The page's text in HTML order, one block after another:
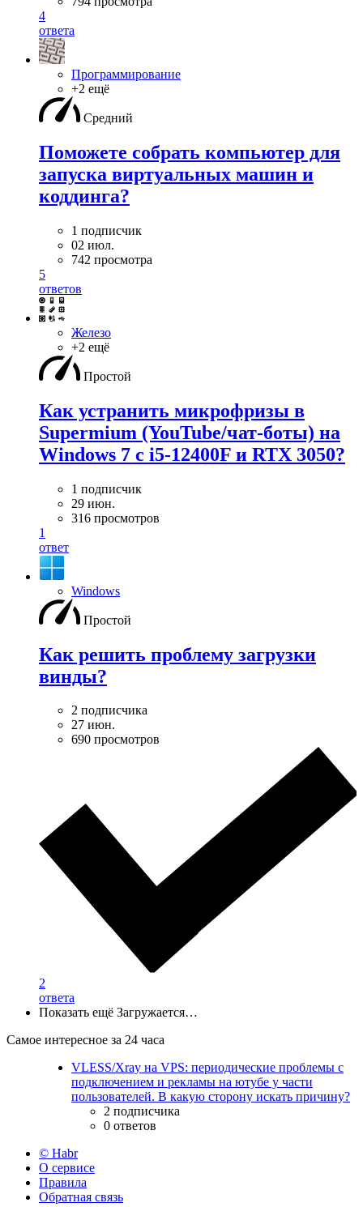
4
ответа
Программирование
+2 ещё
Средний
Поможете собрать компьютер для
запуска виртуальных машин и
коддинга?
1 подписчик
02 июл.
742 просмотра
5
ответов
Железо
+2 ещё
Простой
Как устранить микрофризы в
Supermium (YouTube/чат-боты) на
Windows 7 с i5-12400F и RTX 3050?
1 подписчик
29 июн.
316 просмотров
1
ответ
Windows
Простой
Как решить проблему загрузки
винды?
2 подписчика
27 июн.
690 просмотров
2
ответа
Показать ещё Загружается…
Самое интересное за 24 часа
VLESS/Xray на VPS: периодические проблемы с
подключением и рекламы на ютубе у части
пользователей. В какую сторону искать причину?
2 подписчика
0 ответов
© Habr
О сервисе
Правила
Обратная связь